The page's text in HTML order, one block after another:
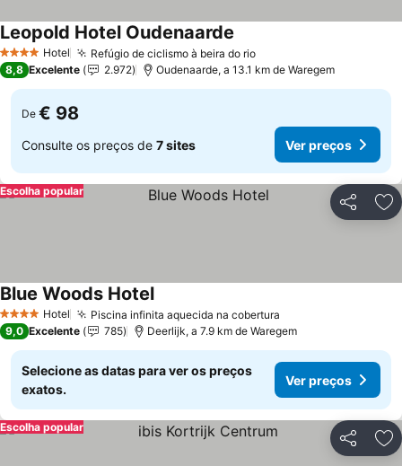
4 EstrelasHotel Refúgio de ciclismo à beira do rio
Leopold Hotel Oudenaarde
8,8 Excelente 2.972 Oudenaarde, a 13.1 km de Waregem
De € 98
Consulte os preços de 7 sites Ver preços
Partilhar
Escolha popular
4 EstrelasHotel Piscina infinita aquecida na cobertura
Blue Woods Hotel
9,0 Excelente 785 Deerlijk, a 7.9 km de Waregem
Selecione as datas para ver os preços
exatos.
Ver preços
Partilhar
Escolha popular